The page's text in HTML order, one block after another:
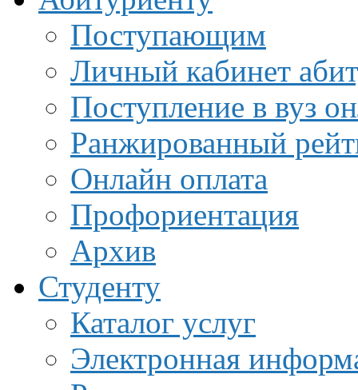
Поступающим
Личный кабинет
Поступление в вуз
Ранжированный
Онлайн оплата
Профориентация
Архив
Студенту
Каталог услуг
Электронная